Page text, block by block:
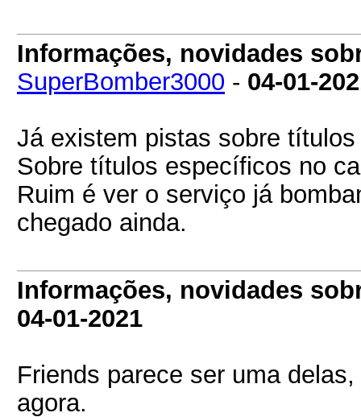
Informações, novidades
SuperBomber3000 - 04-01-
Já existem pistas sobre
Sobre títulos específicos no
Ruim é ver o serviço já
chegado ainda.
Informações, novidades
04-01-2021
Friends parece ser uma
agora.